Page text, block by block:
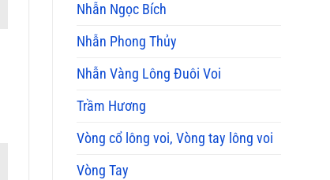
Nhẫn Ngọc Bích
Nhẫn Phong Thủy
Nhẫn Vàng Lông Đuôi Voi
Trầm Hương
Vòng cổ lông voi, Vòng tay lông voi
Vòng Tay